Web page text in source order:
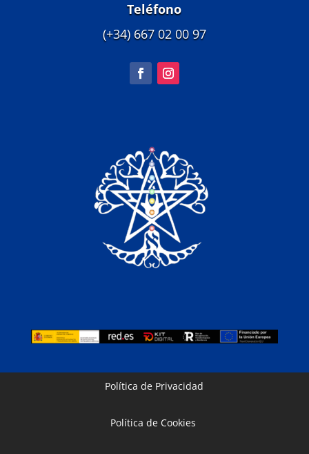
Teléfono
(+34) 667 02 00 97
Política de Privacidad
Política de Cookies